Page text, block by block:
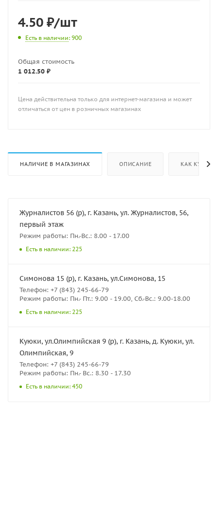
4.50 ₽/шт
Есть в наличии: 900
Общая стоимость
1 012.50 ₽
Цена действительна только для интернет-магазина и может
отличаться от цен в розничных магазинах
НАЛИЧИЕ В МАГАЗИНАХ ОПИСАНИЕ КАК КУПИТЬ
Журналистов 56 (р), г. Казань, ул. Журналистов, 56,
первый этаж
Режим работы: Пн.-Вс.: 8.00 - 17.00
Есть в наличии: 225
Симонова 15 (р), г. Казань, ул.Симонова, 15
Телефон: +7 (843) 245-66-79
Режим работы: Пн.- Пт.: 9.00 - 19.00, Сб.-Вс.: 9.00-18.00
Есть в наличии: 225
Куюки, ул.Олимпийская 9 (р), г. Казань, д. Куюки, ул.
Олимпийская, 9
Телефон: +7 (843) 245-66-79
Режим работы: Пн.- Вс.: 8.30 - 17.30
Есть в наличии: 450